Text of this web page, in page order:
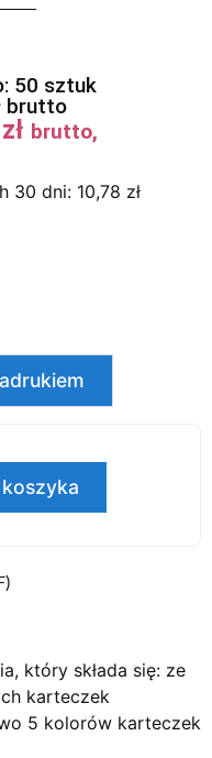
50 sztuk
brutto
zł brutto,
30 dni: 10,78 zł
który składa się: ze
karteczek
5 kolorów karteczek